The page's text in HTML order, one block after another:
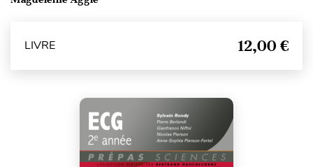
LIVRE 12,00 €